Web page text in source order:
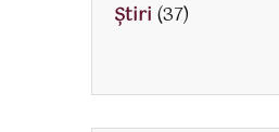
Știri (37)